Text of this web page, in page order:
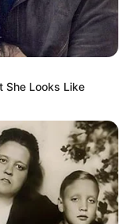
She Looks Like